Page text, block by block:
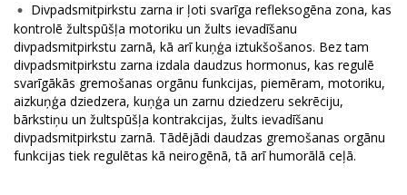
Divpadsmitpirkstu zarna ir ļoti svarīga refleksogēna zona, kas
kontrolē žultspūšļa motoriku un žults ievadīšanu
divpadsmitpirkstu zarnā, kā arī kuņģa iztukšošanos. Bez tam
divpadsmitpirkstu zarna izdala daudzus hormonus, kas regulē
svarīgākās gremošanas orgānu funkcijas, piemēram, motoriku,
aizkuņģa dziedzera, kuņģa un zarnu dziedzeru sekrēciju,
bārkstiņu un žultspūšļa kontrakcijas, žults ievadīšanu
divpadsmitpirkstu zarnā. Tādējādi daudzas gremošanas orgānu
funkcijas tiek regulētas kā neirogēnā, tā arī humorālā ceļā.